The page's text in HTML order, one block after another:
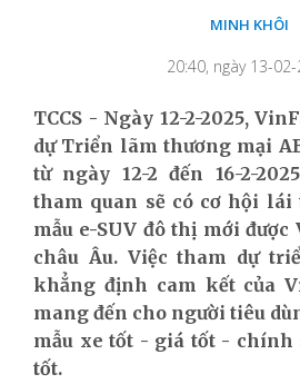
MINH KHÔI
20:40, ngày 13-
TCCS - Ngày 12-2-2025,
dự Triển lãm thương mại
từ ngày 12-2 đến 16-2-2025
tham quan sẽ có cơ hội lái
mẫu e-SUV đô thị mới được
châu Âu. Việc tham dự
khẳng định cam kết của
mang đến cho người tiêu
mẫu xe tốt - giá tốt - chính
tốt.